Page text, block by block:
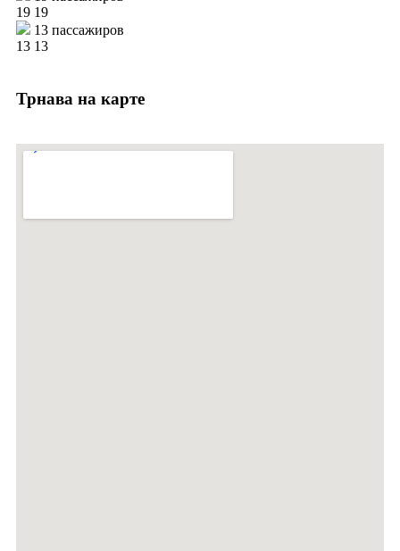
19 19
13 пассажиров
13 13
Трнава на карте